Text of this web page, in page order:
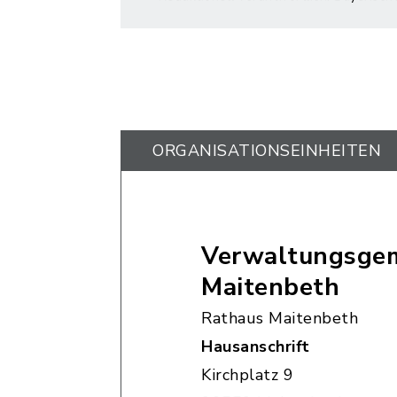
ORGANISATIONS­EINHEITEN
Maitenbeth
Rathaus Maitenbeth
Hausanschrift
Kirchplatz 9